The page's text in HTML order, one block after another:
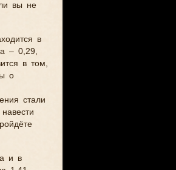
вы не
в
– 0,29,
в том,
о
стали
и в